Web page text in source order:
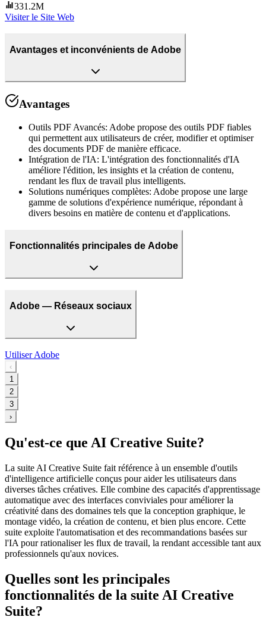
331.2M
Visiter le Site Web
Avantages et inconvénients de Adobe
Avantages
Outils PDF Avancés: Adobe propose des outils PDF fiables
qui permettent aux utilisateurs de créer, modifier et optimiser
des documents PDF de manière efficace.
Intégration de l'IA: L'intégration des fonctionnalités d'IA
améliore l'édition, les insights et la création de contenu,
rendant les flux de travail plus intelligents.
Solutions numériques complètes: Adobe propose une large
gamme de solutions d'expérience numérique, répondant à
divers besoins en matière de contenu et d'applications.
Fonctionnalités principales de Adobe
Adobe — Réseaux sociaux
UtiliserAdobe
‹
1
2
3
›
Qu'est-ce que AI Creative Suite?
La suite AI Creative Suite fait référence à un ensemble d'outils
d'intelligence artificielle conçus pour aider les utilisateurs dans
diverses tâches créatives. Elle combine des capacités d'apprentissage
automatique avec des interfaces conviviales pour améliorer la
créativité dans des domaines tels que la conception graphique, le
montage vidéo, la création de contenu, et bien plus encore. Cette
suite exploite l'automatisation et des recommandations basées sur
l'IA pour rationaliser les flux de travail, la rendant accessible tant aux
professionnels qu'aux novices.
Quelles sont les principales
fonctionnalités de la suite AI Creative
Suite?